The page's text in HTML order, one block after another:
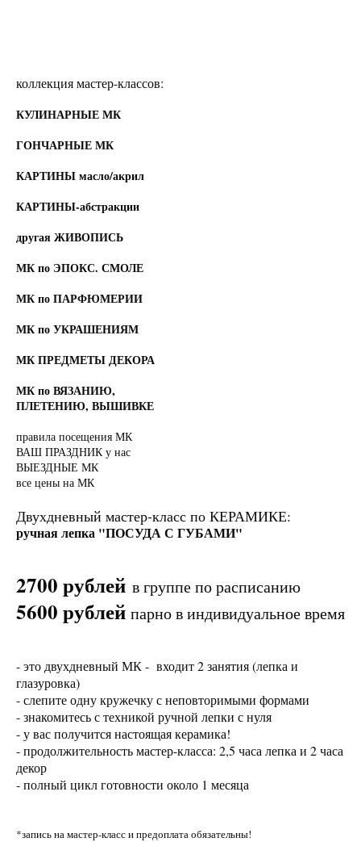
коллекция мастер-классов:
КУЛИНАРНЫЕ МК
ГОНЧАРНЫЕ МК
КАРТИНЫ масло/акрил
КАРТИНЫ-абстракции
другая ЖИВОПИСЬ
МК по ЭПОКС. СМОЛЕ
МК по ПАРФЮМЕРИИ
МК по УКРАШЕНИЯМ
МК ПРЕДМЕТЫ ДЕКОРА
МК по ВЯЗАНИЮ,
ПЛЕТЕНИЮ, ВЫШИВКЕ
правила посещения МК
ВАШ ПРАЗДНИК у нас
ВЫЕЗДНЫЕ МК
все цены на МК
Двухдневный мастер-класс по КЕРАМИКЕ:
ручная лепка "ПОСУДА С ГУБАМИ"
2700 рублей в группе по расписанию
5600 рублей парно в индивидуальное время
- это двухдневный МК - входит 2 занятия (лепка и
глазуровка)
- слепите одну кружечку с неповторимыми формами
- знакомитесь с техникой ручной лепки с нуля
- у вас получится настоящая керамика!
- продолжительность мастер-класса: 2,5 часа лепка и 2 часа
декор
- полный цикл готовности около 1 месяца
*запись на мастер-класс и предоплата обязательны!